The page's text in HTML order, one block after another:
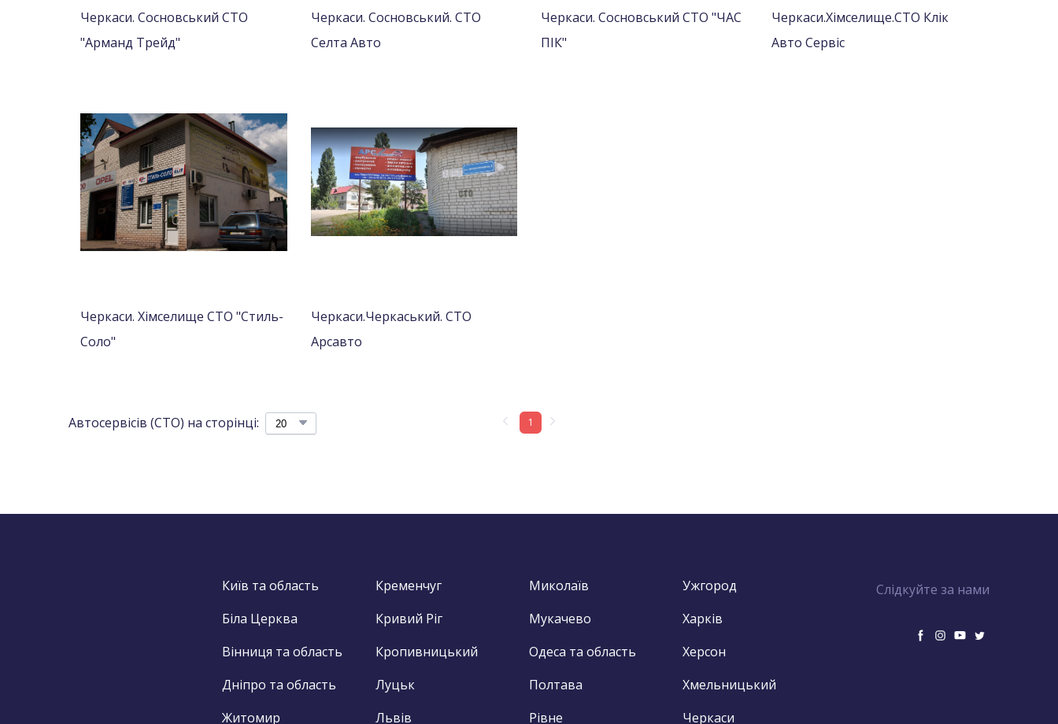
Черкаси. Сосновський СТО
"Арманд Трейд"
Черкаси. Сосновський. СТО
Селта Авто
Черкаси. Сосновський СТО "ЧАС
ПІК"
Черкаси.Хімселище.СТО Клік
Авто Сервіс
Черкаси. Хімселище СТО "Стиль-
Соло"
Черкаси.Черкаський. СТО
Арсавто
Автосервісів (СТО) на сторінці: 1
Київ та область
Біла Церква
Вінниця та область
Дніпро та область
Житомир
Кременчуг
Кривий Ріг
Кропивницький
Луцьк
Львів
Миколаїв
Мукачево
Одеса та область
Полтава
Рівне
Ужгород
Харків
Херсон
Хмельницький
Черкаси
Слідкуйте за нами